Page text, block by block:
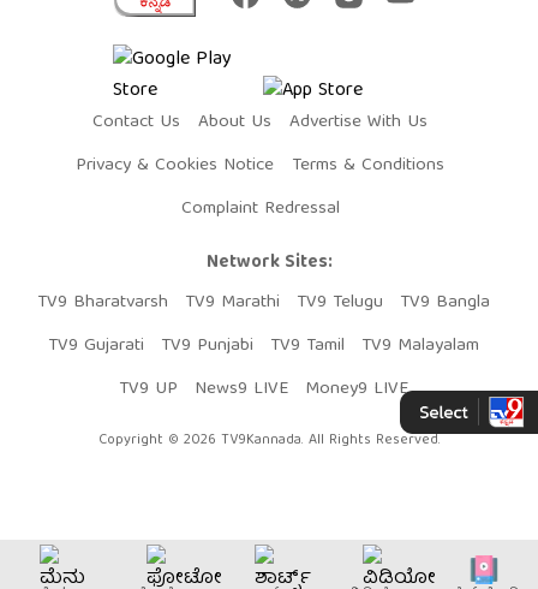
Contact Us About Us
Advertise With Us
Privacy & Cookies Notice
Terms & Conditions
Complaint Redressal
Network Sites:
TV9 Bharatvarsh
TV9 Marathi TV9 Telugu
TV9 Bangla
TV9 Gujarati
TV9 Punjabi TV9 Tamil
TV9 Malayalam
TV9 UP
News9 LIVE Money9 LIVE
Copyright © 2026 TV9Kannada. All Rights Reserved.